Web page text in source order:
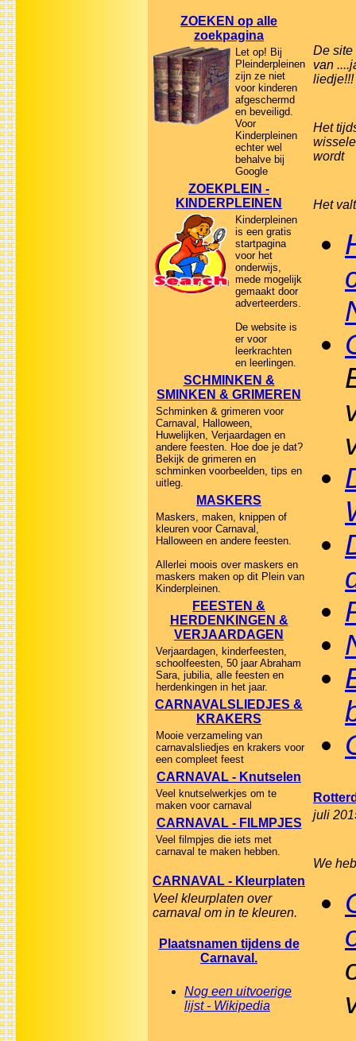
ZOEKEN op alle
zoekpagina
Let op! Bij
Pleinderpleinen
zijn ze niet
voor kinderen
afgeschermd
en beveiligd.
Voor
Kinderpleinen
echter wel
behalve bij
Google
ZOEKPLEIN -
KINDERPLEINEN
Kinderpleinen
is een gratis
startpagina
voor het
onderwijs,
mede mogelijk
gemaakt door
adverteerders.
De website is
er voor
leerkrachten
en leerlingen.
SCHMINKEN &
SMINKEN & GRIMEREN
Schminken & grimeren voor
Carnaval, Halloween,
Huwelijken, Verjaardagen en
andere feesten. Hoe doe je dat?
Bekijk de grimeren en
schminken voorbeelden, tips en
uitleg.
MASKERS
Maskers, maken, knippen of
kleuren voor Carnaval,
Halloween en andere feesten.
Allerlei moois over maskers en
maskers maken op dit Plein van
Kinderpleinen.
FEESTEN &
HERDENKINGEN &
VERJAARDAGEN
Verjaardagen, kinderfeesten,
schoolfeesten, 50 jaar Abraham
Sara, jubilia, alle feesten en
herdenkingen in het jaar.
CARNAVALSLIEDJES &
KRAKERS
Mooie verzameling van
carnavalsliedjes en krakers voor
een compleet feest
CARNAVAL - Knutselen
Veel knutselwerkjes om te
maken voor carnaval
CARNAVAL - FILMPJES
Veel filmpjes die iets met
carnaval te maken hebben.
CARNAVAL - Kleurplaten
Veel kleurplaten over
carnaval om in te kleuren.
Plaatsnamen tijdens de
Carnaval.
Nog een uitvoerige
lijst - Wikipedia
De site
van
liedje!!!
Het
wordt
Het
juli
We